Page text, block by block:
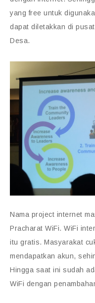
yang free untuk
dapat diletakkan di
Desa.
Nama project internet
Pracharat WiFi. WiFi
itu gratis. Masyarakat
mendapatkan akun,
Hingga saat ini sudah
WiFi dengan